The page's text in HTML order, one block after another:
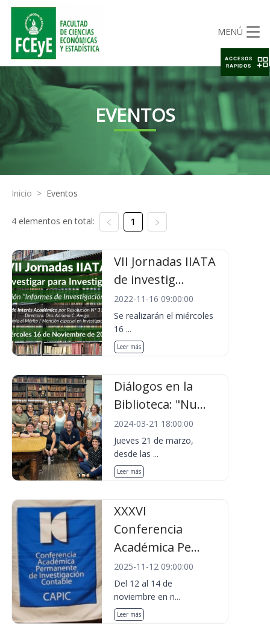
MENÚ
EVENTOS
Inicio > Eventos
4 elementos en total: 1
VII Jornadas IIATA
de investig...
2022-11-16 09:00:00
Se realizarán el miércoles
16 ...
Leer más
Diálogos en la
Biblioteca: "Nu...
2024-03-21 18:00:00
Jueves 21 de marzo,
desde las ...
Leer más
XXXVI
Conferencia
Académica Pe...
2025-11-12 09:00:00
Del 12 al 14 de
noviembre en n...
Leer más
ACCESOS
RAPIDOS